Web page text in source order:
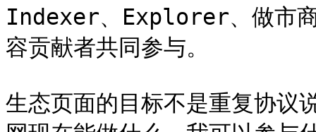
Indexer、Explorer、做市
容贡献者共同参与。
生态页面的目标不是重复协议